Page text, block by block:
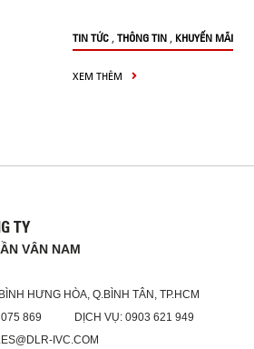
TIN TỨC , THÔNG TIN , KHUYẾN MÃI
XEM THÊM
TY
VÂN NAM
HƯNG HÒA, Q.BÌNH TÂN, TP.HCM
075 869 DỊCH VỤ: 0903 621 949
IVC.COM